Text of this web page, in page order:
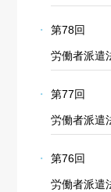
第78回
労働者派遣
第77回
労働者派遣
第76回
労働者派遣